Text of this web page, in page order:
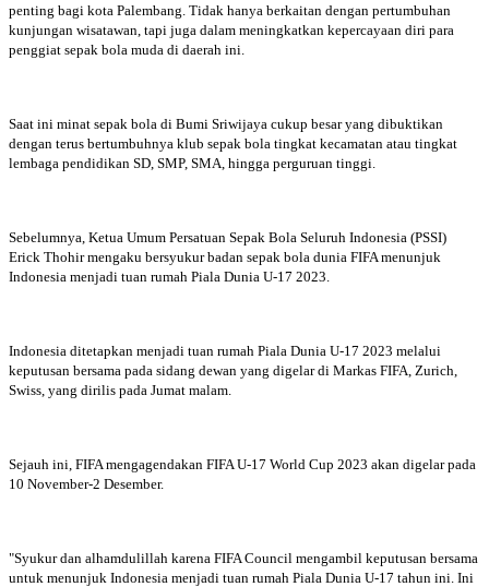
penting bagi kota Palembang. Tidak hanya berkaitan dengan pertumbuhan
kunjungan wisatawan, tapi juga dalam meningkatkan kepercayaan diri para
penggiat sepak bola muda di daerah ini.
Saat ini minat sepak bola di Bumi Sriwijaya cukup besar yang dibuktikan
dengan terus bertumbuhnya klub sepak bola tingkat kecamatan atau tingkat
lembaga pendidikan SD, SMP, SMA, hingga perguruan tinggi.
Sebelumnya, Ketua Umum Persatuan Sepak Bola Seluruh Indonesia (PSSI)
Erick Thohir mengaku bersyukur badan sepak bola dunia FIFA menunjuk
Indonesia menjadi tuan rumah Piala Dunia U-17 2023.
Indonesia ditetapkan menjadi tuan rumah Piala Dunia U-17 2023 melalui
keputusan bersama pada sidang dewan yang digelar di Markas FIFA, Zurich,
Swiss, yang dirilis pada Jumat malam.
Sejauh ini, FIFA mengagendakan FIFA U-17 World Cup 2023 akan digelar pada
10 November-2 Desember.
"Syukur dan alhamdulillah karena FIFA Council mengambil keputusan bersama
untuk menunjuk Indonesia menjadi tuan rumah Piala Dunia U-17 tahun ini. Ini